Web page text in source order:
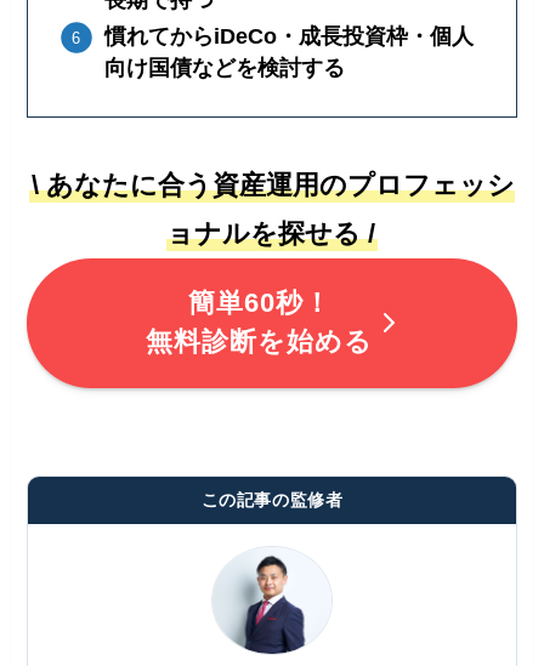
慣れてからiDeCo・成長投資枠・個人
向け国債などを検討する
\ あなたに合う資産運用のプロフェッシ
ョナルを探せる /
簡単60秒！
無料診断を始める
この記事の監修者